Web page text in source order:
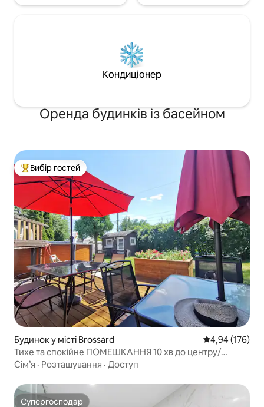
Кондиціонер
Оренда будинків із басейном
Топ вибір гостей
Вибір гостей
Будинок у місті Brossard Середня
4,94 (176)
Тихе та спокійне ПОМЕШКАННЯ 10 хв до центру/
НОВИЙ БАСЕЙН/Безкоштовне паркування
Сім’я · Розташування · Доступ
Супергосподар